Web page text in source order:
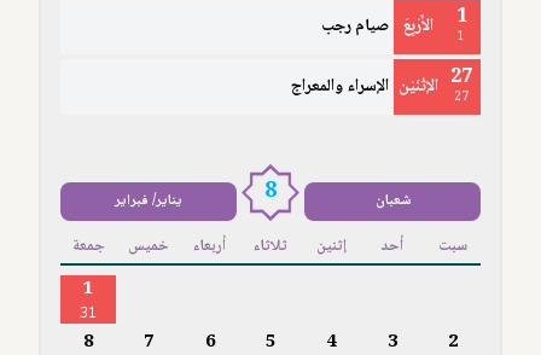
1
1 الأَرْبِعَ صيام رجب
27
27 الإثْنَيْن الإسراء والمعراج
شعبان 8 يناير/ فبراير
سبت أحد إثنين ثلاثاء أربعاء خميس جمعة
1
31
2
3
4
5
6
7
8